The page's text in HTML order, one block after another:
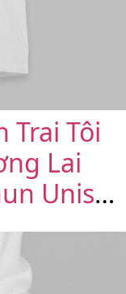
Trai Tôi
Lai
Unisex